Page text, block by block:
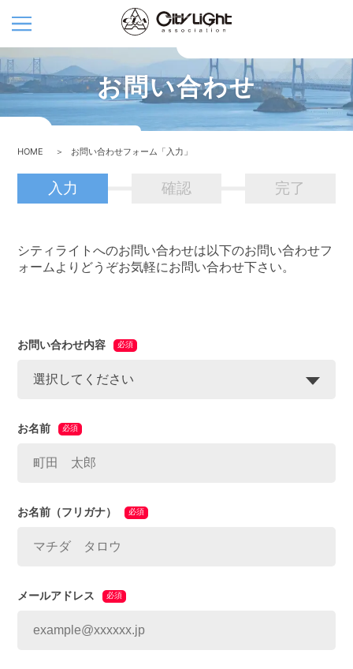
お問い合わせ
HOME お問い合わせフォーム「入力」
入力 確認 完了
シティライトへのお問い合わせは以下のお問い合わせフ
ォームよりどうぞお気軽にお問い合わせ下さい。
お問い合わせ内容 必須
お名前 必須
お名前（フリガナ） 必須
メールアドレス 必須